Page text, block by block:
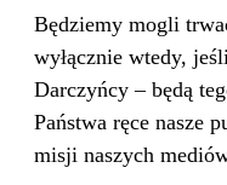
Będziemy mogli
wyłącznie wtedy,
Darczyńcy – będą
Państwa ręce nasze
misji naszych